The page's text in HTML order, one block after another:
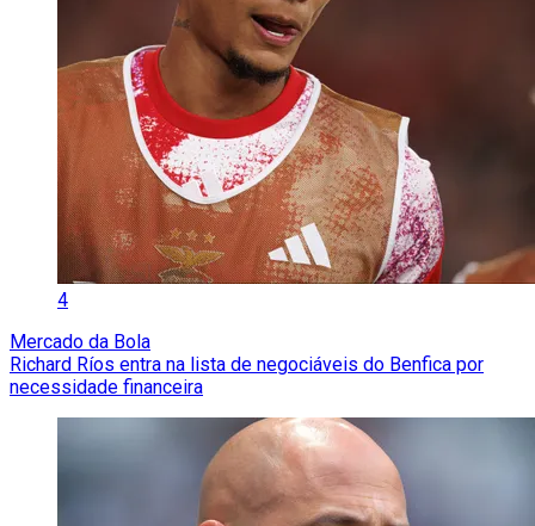
4
Mercado da Bola
Richard Ríos entra na lista de negociáveis do Benfica por
necessidade financeira